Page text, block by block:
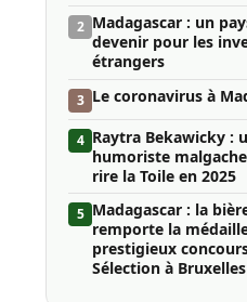
2 Madagascar : un
devenir pour les
étrangers
3 Le coronavirus à
4 Raytra Bekawicky :
humoriste
rire la Toile en 2025
5 Madagascar : la
remporte la
prestigieux
Sélection à Bruxelles